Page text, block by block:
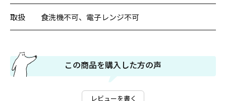
取扱 食洗機不可、電子レンジ不可
この商品を購入した方の声
レビューを書く